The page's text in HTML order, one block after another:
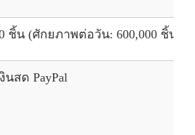
ชิ้น (ศักยภาพต่อวัน: 600,000 ชิ้น)
นสด PayPal